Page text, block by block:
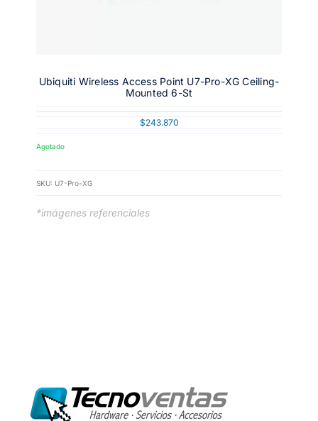
Ubiquiti Wireless Access Point U7-Pro-XG Ceiling-
Mounted 6-St
$243.870
Agotado
SKU: U7-Pro-XG
*imágenes referenciales